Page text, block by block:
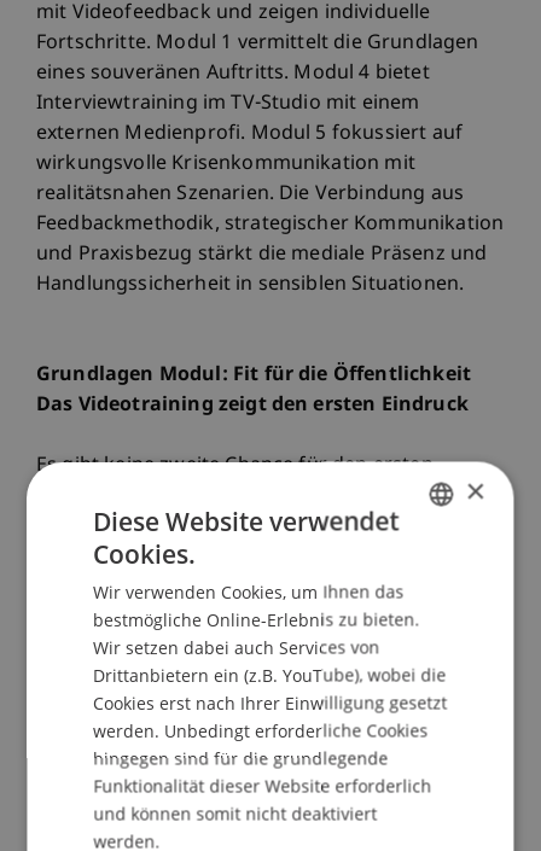
mit Videofeedback und zeigen individuelle
Fortschritte. Modul 1 vermittelt die Grundlagen
eines souveränen Auftritts. Modul 4 bietet
Interviewtraining im TV-Studio mit einem
externen Medienprofi. Modul 5 fokussiert auf
wirkungsvolle Krisenkommunikation mit
realitätsnahen Szenarien. Die Verbindung aus
Feedbackmethodik, strategischer Kommunikation
und Praxisbezug stärkt die mediale Präsenz und
Handlungssicherheit in sensiblen Situationen.
Grundlagen Modul: Fit für die Öffentlichkeit
Das Videotraining zeigt den ersten Eindruck
Es gibt keine zweite Chance für den ersten
Eindruck. Im Fokus des ersten Basismoduls
stehen Grundwissen und Praxis zur
Kommunikation. Kommunikationspsychologische
Grundlagen sind das Fundament aller Module, die
noch folgen werden. Anhand einer ersten
Videoaufnahme mit anschliessendem Feedback
erfahren Sie, inwiefern sich das Selbstbild vom
Fremdbild unterscheidet und wie Sie ihre
Aussenwirkung optimieren können. Die hier
vermittelte Feedbackmethode und die Kenntnis
der Relevanzkriterien sind zentrale Bestandteile
der Module 4 und 5.
×
Diese Website verwendet
Cookies.
Wir verwenden Cookies, um Ihnen das
bestmögliche Online-Erlebnis zu bieten.
Wir setzen dabei auch Services von
Drittanbietern ein (z.B. YouTube), wobei die
Cookies erst nach Ihrer Einwilligung gesetzt
werden. Unbedingt erforderliche Cookies
hingegen sind für die grundlegende
Funktionalität dieser Website erforderlich
und können somit nicht deaktiviert
werden.